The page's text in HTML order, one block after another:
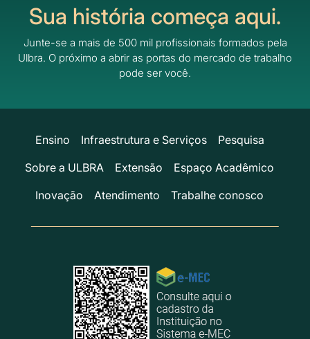
Sua história começa aqui.
Junte-se a mais de 500 mil profissionais formados pela
Ulbra. O próximo a abrir as portas do mercado de trabalho
pode ser você.
Ensino Infraestrutura e Serviços
Pesquisa
Sobre a ULBRA
Extensão
Espaço Acadêmico
Inovação
Atendimento Trabalhe conosco